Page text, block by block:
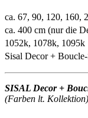
ca. 67, 90, 120, 160,
ca. 400 cm (nur die
1052k, 1078k, 1095k
Sisal Decor +
SISAL Decor +
(Farben lt. Kollektion)